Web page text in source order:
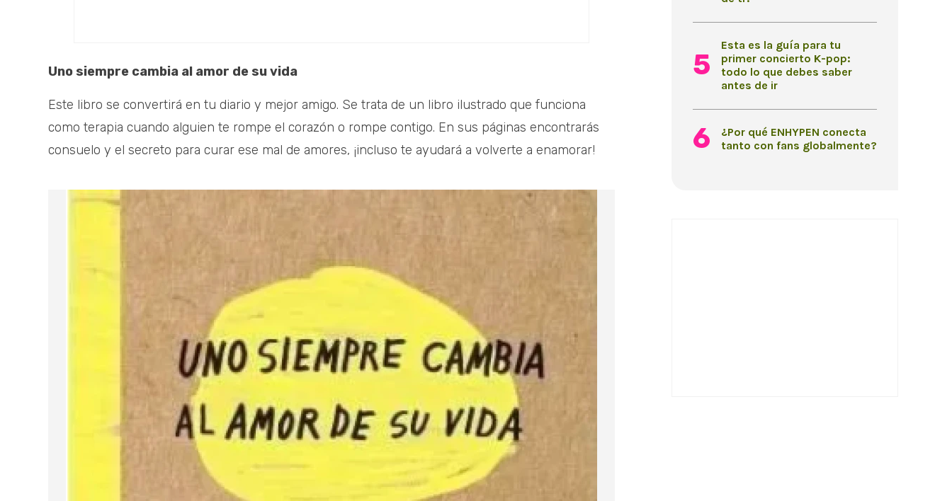
Uno siempre cambia al amor de su vida
Este libro se convertirá en tu diario y mejor amigo. Se trata de un libro ilustrado que funciona
como terapia cuando alguien te rompe el corazón o rompe contigo. En sus páginas encontrarás
consuelo y el secreto para curar ese mal de amores, ¡incluso te ayudará a volverte a enamorar!
Esta es la guía para tu
primer concierto K-pop:
todo lo que debes saber
antes de ir
¿Por qué ENHYPEN conecta
tanto con fans globalmente?